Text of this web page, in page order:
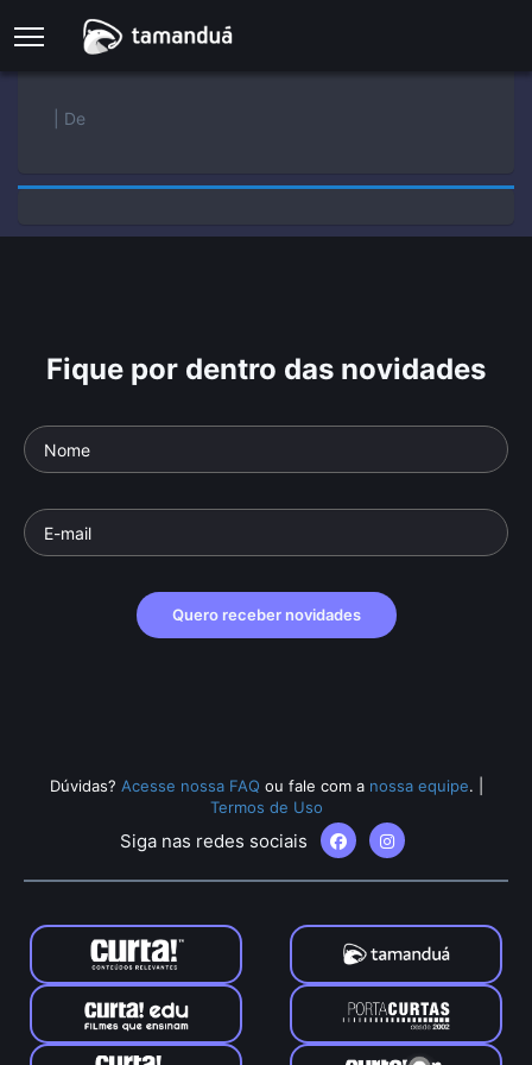
| De
Fique por dentro das novidades
Quero receber novidades
Dúvidas? Acesse nossa FAQ ou fale com a nossa equipe.
Termos de Uso
Siga nas redes sociais